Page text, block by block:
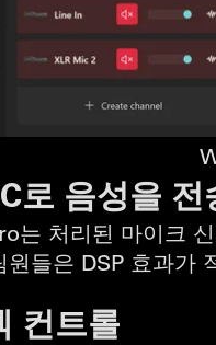
로 음성을
는 처리된 마이크
원들은 DSP 효과가
컨트롤